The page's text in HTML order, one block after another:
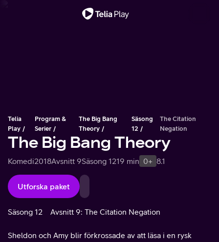
Telia
Play
Program &
Serier
The Big Bang
Theory
Säsong
12
The Citation
Negation
The Big Bang Theory
Komedi2018Avsnitt 9Säsong 1219 min 0+ 8.1
Utforska paket
Säsong 12 Avsnitt 9: The Citation Negation
Sheldon och Amy blir förkrossade av att läsa i en rysk